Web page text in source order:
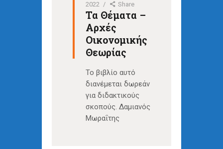
2022
Share
Τα Θέματα –
Αρχές
Οικονομικής
Θεωρίας
Το βιβλίο αυτό
διανέμεται δωρεάν
για διδακτικούς
σκοπούς. Δαμιανός
Μωραΐτης